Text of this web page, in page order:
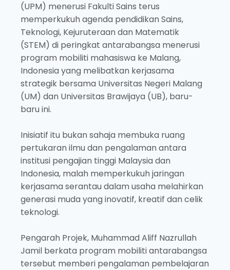
(UPM) menerusi Fakulti Sains terus
memperkukuh agenda pendidikan Sains,
Teknologi, Kejuruteraan dan Matematik
(STEM) di peringkat antarabangsa menerusi
program mobiliti mahasiswa ke Malang,
Indonesia yang melibatkan kerjasama
strategik bersama Universitas Negeri Malang
(UM) dan Universitas Brawijaya (UB), baru-
baru ini.
Inisiatif itu bukan sahaja membuka ruang
pertukaran ilmu dan pengalaman antara
institusi pengajian tinggi Malaysia dan
Indonesia, malah memperkukuh jaringan
kerjasama serantau dalam usaha melahirkan
generasi muda yang inovatif, kreatif dan celik
teknologi.
Pengarah Projek, Muhammad Aliff Nazrullah
Jamil berkata program mobiliti antarabangsa
tersebut memberi pengalaman pembelajaran